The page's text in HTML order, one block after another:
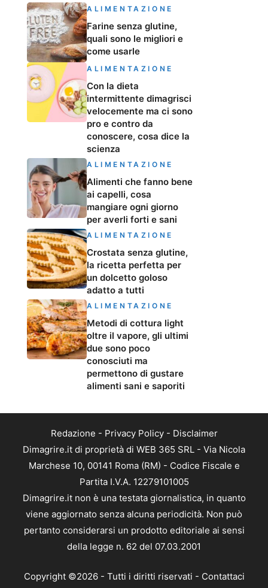
ALIMENTAZIONE
Farine senza glutine,
quali sono le migliori e
come usarle
ALIMENTAZIONE
Con la dieta
intermittente dimagrisci
velocemente ma ci sono
pro e contro da
conoscere, cosa dice la
scienza
ALIMENTAZIONE
Alimenti che fanno bene
ai capelli, cosa
mangiare ogni giorno
per averli forti e sani
ALIMENTAZIONE
Crostata senza glutine,
la ricetta perfetta per
un dolcetto goloso
adatto a tutti
ALIMENTAZIONE
Metodi di cottura light
oltre il vapore, gli ultimi
due sono poco
conosciuti ma
permettono di gustare
alimenti sani e saporiti
Redazione - Privacy Policy- Disclaimer
Dimagrire.it di proprietà di WEB 365 SRL - Via Nicola
Marchese 10, 00141 Roma (RM) - Codice Fiscale e
Partita I.V.A. 12279101005
Dimagrire.it non è una testata giornalistica, in quanto
viene aggiornato senza alcuna periodicità. Non può
pertanto considerarsi un prodotto editoriale ai sensi
della legge n. 62 del 07.03.2001
Copyright ©2026 - Tutti i diritti riservati - Contattaci